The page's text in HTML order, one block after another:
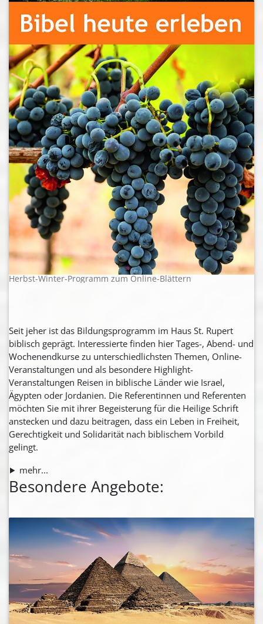
Herbst-Winter-Programm zum Online-Blättern
Seit jeher ist das Bildungsprogramm im Haus St. Rupert
biblisch geprägt. Interessierte finden hier Tages-, Abend- und
Wochenendkurse zu unterschiedlichsten Themen, Online-
Veranstaltungen und als besondere Highlight-
Veranstaltungen Reisen in biblische Länder wie Israel,
Ägypten oder Jordanien. Die Referentinnen und Referenten
möchten Sie mit ihrer Begeisterung für die Heilige Schrift
anstecken und dazu beitragen, dass ein Leben in Freiheit,
Gerechtigkeit und Solidarität nach biblischem Vorbild
gelingt.
mehr...
Besondere Angebote: